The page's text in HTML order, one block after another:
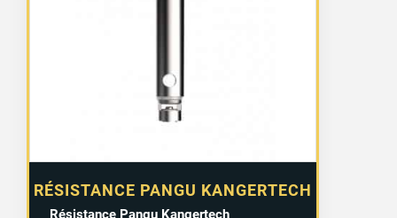
RÉSISTANCE PANGU KANGERTECH
Résistance Pangu Kangertech